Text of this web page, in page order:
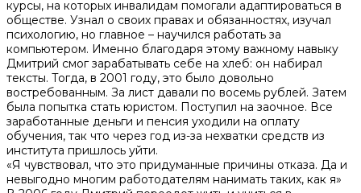
курсы, на которых инвалидам помогали адаптироваться в
обществе. Узнал о своих правах и обязанностях, изучал
психологию, но главное – научился работать за
компьютером. Именно благодаря этому важному навыку
Дмитрий смог зарабатывать себе на хлеб: он набирал
тексты. Тогда, в 2001 году, это было довольно
востребованным. За лист давали по восемь рублей. Затем
была попытка стать юристом. Поступил на заочное. Все
заработанные деньги и пенсия уходили на оплату
обучения, так что через год из-за нехватки средств из
института пришлось уйти.
«Я чувствовал, что это придуманные причины отказа. Да и
невыгодно многим работодателям нанимать таких, как я»